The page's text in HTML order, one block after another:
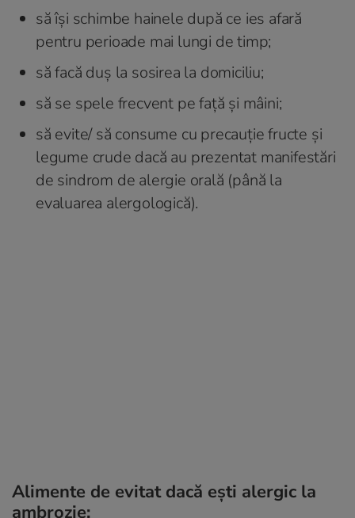
să își schimbe hainele după ce ies afară
pentru perioade mai lungi de timp;
să facă duș la sosirea la domiciliu;
să se spele frecvent pe față și mâini;
să evite/ să consume cu precauție fructe și
legume crude dacă au prezentat manifestări
de sindrom de alergie orală (până la
evaluarea alergologică).
Alimente de evitat dacă ești alergic la
ambrozie: